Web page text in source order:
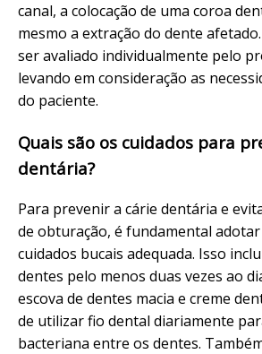
canal, a colocação de uma coroa
mesmo a extração do dente
ser avaliado individualmente pelo
levando em consideração as
do paciente.
Quais são os cuidados para
dentária?
Para prevenir a cárie dentária e
de obturação, é fundamental
cuidados bucais adequada. Isso
dentes pelo menos duas vezes ao
escova de dentes macia e creme
de utilizar fio dental diariamente
bacteriana entre os dentes.